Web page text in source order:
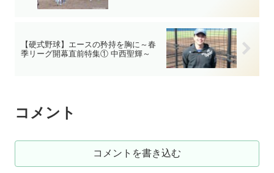
【硬式野球】エースの矜持を胸に～春
季リーグ開幕直前特集① 中西聖輝～
コメント
コメントを書き込む